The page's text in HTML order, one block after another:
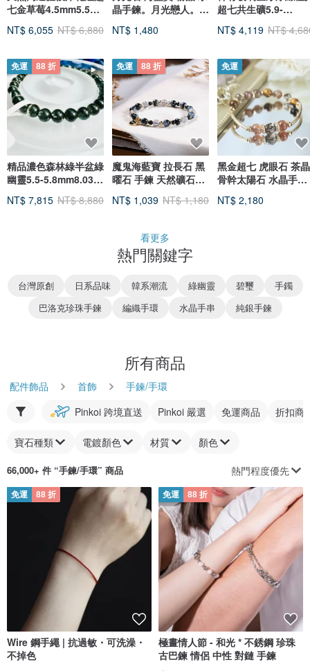
七金草莓4.5mm5.53g
NT$ 6,055 NT$ 6,880
免運 88 折
精品濃色森林綠半盆綠
幽靈5.5-5.8mm8.03g
NT$ 7,815 NT$ 8,880
晶手鍊。月光戀人。好
NT$ 1,480
免運 88 折
魔鬼海藍寶 拉長石 黑
曜石 手鍊 天然礦石水
NT$ 1,039 NT$ 1,180
超七共生礦5.9-
色共生礦
NT$ 4,119 NT$
免運
黑金超七 虎眼石 茶晶
骨幹太陽石 水晶手鍊
NT$ 2,180
看更多
熱門關鍵字
台灣原創 日系品味 韓系潮流 綠幽靈 碧璽
手鐲
巴洛克珍珠手鍊
編織手環 水晶手串 純銀手鍊
所有商品
配件飾品 首飾
手鍊/手環
Pinkoi 跨境直送
Pinkoi 嚴選 免運商品 折扣商
寶石種類 電鍍顏色 材質 顏色
66,000+ 件 “手鍊/手環” 商品 熱門程度優先
免運 88 折
Wire 鋼手繩 | 抗過敏・可洗澡・
不掉色
免運 88 折
極晝情人節 - 和光 * 不銹鋼 珍珠
古巴鍊 情侶 中性 對鏈 手鍊